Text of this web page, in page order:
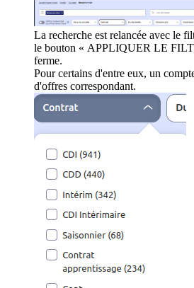
La recherche est relancée avec le
le bouton « APPLIQUER LE
ferme.
Pour certains d'entre eux, un
d'offres correspondant.